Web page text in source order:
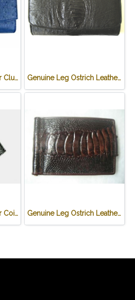
Genuine Ostrich Leather Clutch Wallet in Blue Ostrich Skin #OSW623W Genuine Leg Ostrich Leather Clutch Wallet in Black Ostrich Skin #OSW622W
Genuine Ostrich Leather Coin Purse in Black Ostrich Skin #OSW624W Genuine Leg Ostrich Leather Credit Card Wallet in Dark Brown Ostrich Skin #OSM625W